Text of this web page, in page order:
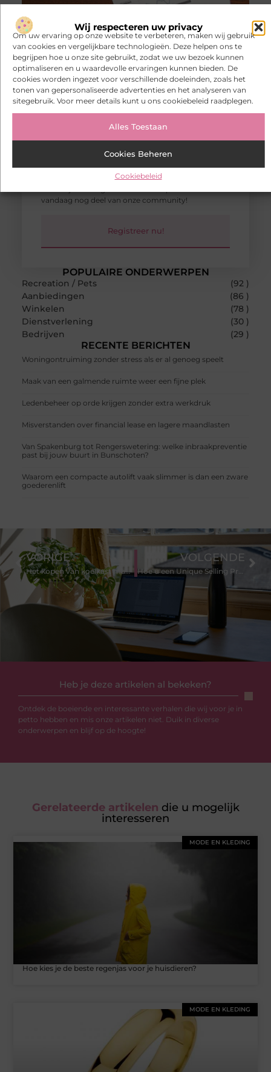
Wij respecteren uw privacy
Om uw ervaring op onze website te verbeteren, maken wij gebruik
van cookies en vergelijkbare technologieën. Deze helpen ons te
begrijpen hoe u onze site gebruikt, zodat we uw bezoek kunnen
optimaliseren en u waardevolle ervaringen kunnen bieden. De
cookies worden ingezet voor verschillende doeleinden, zoals het
tonen van gepersonaliseerde advertenties en het analyseren van
sitegebruik. Voor meer details kunt u ons cookiebeleid raadplegen.
Alles Toestaan
Cookies Beheren
Cookiebeleid
POPULAIRE ONDERWERPEN
Recreation / Pets
(92 )
Aanbiedingen
(86 )
Winkelen
(78 )
Dienstverlening
(30 )
Bedrijven
(29 )
RECENTE BERICHTEN
Woningontruiming zonder stress als er al genoeg speelt
Maak van een galmende ruimte weer een fijne plek
Ledenbeheer op orde krijgen zonder extra werkdruk
Misverstanden over financial lease en lagere maandlasten
Van Spakenburg tot Rengerswetering: welke inbraakpreventie
past bij jouw buurt in Bunschoten?
Waarom een compacte autolift vaak slimmer is dan een zware
goederenlift
Sluit je vandaag nog aan bij ons
blogplatform!
Wil je schrijven, lezen en inspireren? Registreer nu
vandaag nog deel van onze community!
Registreer nu!
Heb je deze artikelen al bekeken?
Ontdek de boeiende en interessante verhalen die wij voor je in
petto hebben en mis onze artikelen niet. Duik in diverse
onderwerpen en blijf op de hoogte!
VORIGE
Het kopen van koelkast magneetjes doe je makkelijk online
VOLGENDE
Gerelateerde artikelen die u mogelijk
interesseren
MODE EN KLEDING
Hoe kies je de beste regenjas voor je huisdieren?
MODE EN KLEDING